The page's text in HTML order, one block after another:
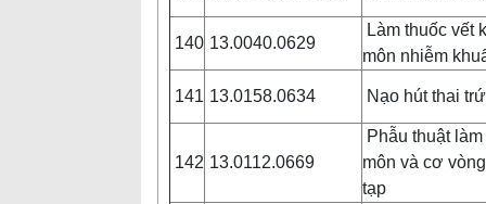
140 13.0040.0629
Làm thuốc vết
môn nhiễm
141 13.0158.0634 Nạo hút thai
142 13.0112.0669
Phẫu thuật
môn và cơ
tạp